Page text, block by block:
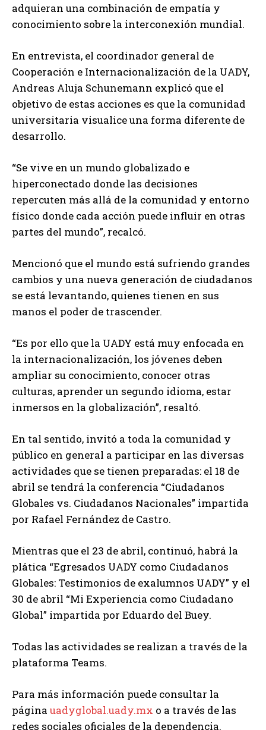
adquieran una combinación de empatía y
conocimiento sobre la interconexión mundial.
En entrevista, el coordinador general de
Cooperación e Internacionalización de la UADY,
Andreas Aluja Schunemann explicó que el
objetivo de estas acciones es que la comunidad
universitaria visualice una forma diferente de
desarrollo.
“Se vive en un mundo globalizado e
hiperconectado donde las decisiones
repercuten más allá de la comunidad y entorno
físico donde cada acción puede influir en otras
partes del mundo”, recalcó.
Mencionó que el mundo está sufriendo grandes
cambios y una nueva generación de ciudadanos
se está levantando, quienes tienen en sus
manos el poder de trascender.
“Es por ello que la UADY está muy enfocada en
la internacionalización, los jóvenes deben
ampliar su conocimiento, conocer otras
culturas, aprender un segundo idioma, estar
inmersos en la globalización”, resaltó.
En tal sentido, invitó a toda la comunidad y
público en general a participar en las diversas
actividades que se tienen preparadas: el 18 de
abril se tendrá la conferencia “Ciudadanos
Globales vs. Ciudadanos Nacionales” impartida
por Rafael Fernández de Castro.
Mientras que el 23 de abril, continuó, habrá la
plática “Egresados UADY como Ciudadanos
Globales: Testimonios de exalumnos UADY” y el
30 de abril “Mi Experiencia como Ciudadano
Global” impartida por Eduardo del Buey.
Todas las actividades se realizan a través de la
plataforma Teams.
Para más información puede consultar la
página uadyglobal.uady.mx o a través de las
redes sociales oficiales de la dependencia.